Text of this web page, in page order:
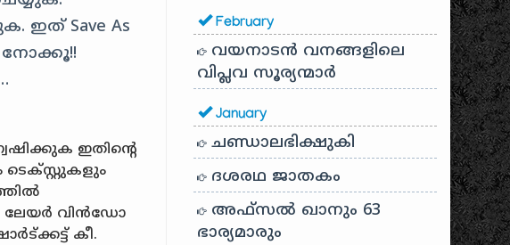
ഇത് Save As
നോക്കൂ!!
ഇതിന്റെ
ടെക്സ്റ്റുകളും
ലേയർ വിൻഡോ
കീ.
February
വയനാടൻ വനങ്ങളിലെ
വിപ്ലവ സൂര്യന്മാർ
January
ചണ്ഡാലഭിക്ഷുകി
ദശരഥ ജാതകം
അഫ്സൽ ഖാനും 63
ഭാര്യമാരും